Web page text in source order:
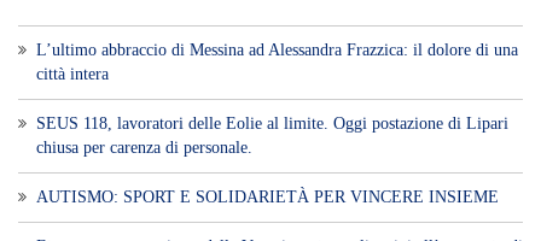
L’ultimo abbraccio di Messina ad Alessandra Frazzica: il dolore di una
città intera
SEUS 118, lavoratori delle Eolie al limite. Oggi postazione di Lipari
chiusa per carenza di personale.
AUTISMO: SPORT E SOLIDARIETÀ PER VINCERE INSIEME